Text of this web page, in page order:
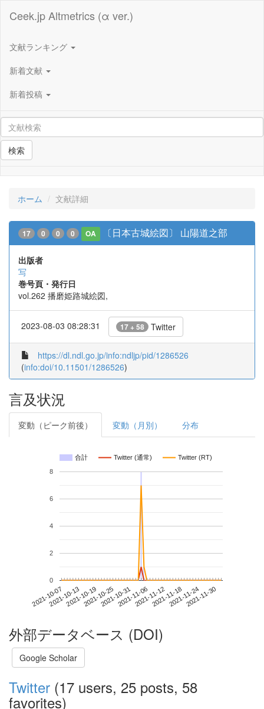
Ceek.jp Altmetrics (α ver.)
文献ランキング
新着文献
新着投稿
検索
ホーム 文献詳細
17 0 0 0 OA 〔日本古城絵図〕 山陽道之部
出版者
写
巻号頁・発行日
vol.262 播磨姫路城絵図,
2023-08-03 08:28:31 17 + 58 Twitter
https://dl.ndl.go.jp/info:ndljp/pid/1286526
(info:doi/10.11501/1286526)
言及状況
変動（ピーク前後） 変動（月別） 分布
合計 Twitter (通常) Twitter (RT)
2021-10-072021-10-132021-10-192021-10-252021-10-312021-11-062021-11-122021-11-182021-11-242021-11-30
0
2
4
6
8
外部データベース (DOI)
Google Scholar
Twitter (17 users, 25 posts, 58
favorites)